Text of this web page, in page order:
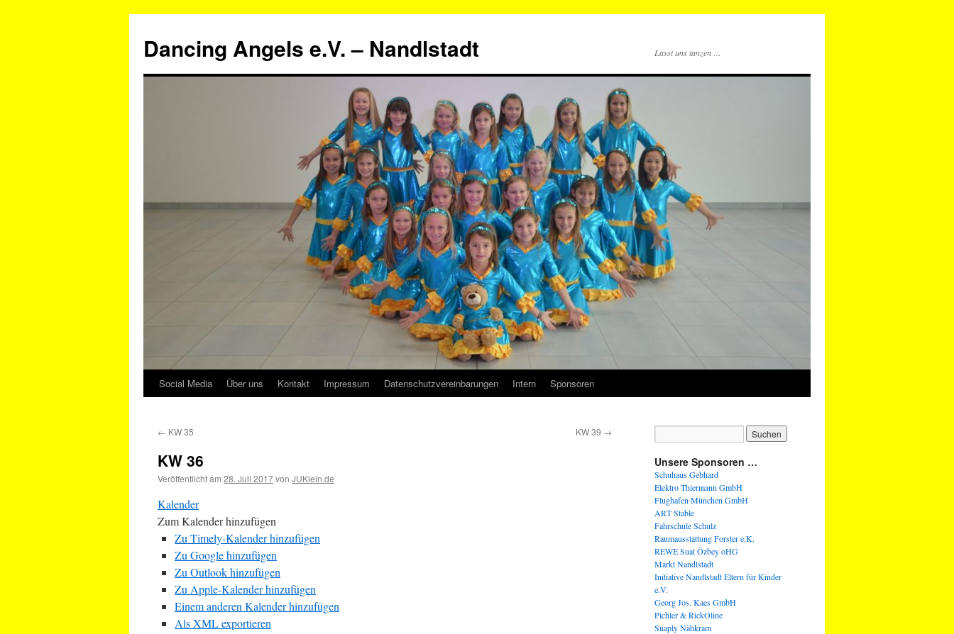
springen
Dancing Angels e.V. – Nandlstadt Lasst uns tanzen …
Social Media Über uns Kontakt Impressum Datenschutzvereinbarungen Intern Sponsoren
← KW 35 KW 39 →
KW 36
Veröffentlicht am 28. Juli 2017von JUKlein.de
Kalender
Zum Kalender hinzufügen
Zu Timely-Kalender hinzufügen
Zu Google hinzufügen
Zu Outlook hinzufügen
Zu Apple-Kalender hinzufügen
Einem anderen Kalender hinzufügen
Als XML exportieren
Unsere Sponsoren …
Schuhaus Gebhard
Elektro Thiermann GmbH
Flughafen München GmbH
ART Stable
Fahrschule Schulz
Raumausstattung Forster e.K.
REWE Suat Özbey oHG
Markt Nandlstadt
Initiative Nandlstadt Eltern für Kinder
e.V.
Georg Jos. Kaes GmbH
Pichler & RickOline
Snaply Nähkram